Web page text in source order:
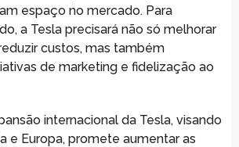
espaço no mercado. Para
a Tesla precisará não só melhorar
custos, mas também
de marketing e fidelização ao
internacional da Tesla, visando
e Europa, promete aumentar as